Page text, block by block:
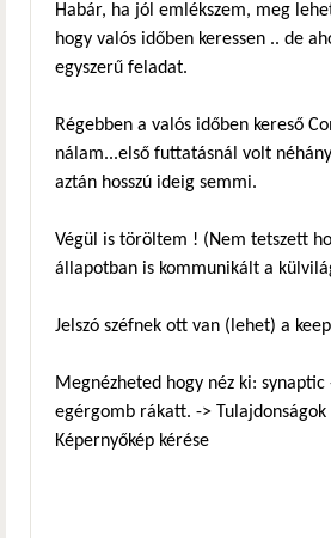
Habár, ha jól emlékszem, meg
hogy valós időben keressen .. de
egyszerű feladat.
Régebben a valós időben kereső
nálam...első futtatásnál volt
aztán hosszú ideig semmi.
Végül is töröltem ! (Nem tetszett
állapotban is kommunikált a
Jelszó széfnek ott van (lehet) a
Megnézheted hogy néz ki: synaptic
egérgomb rákatt. -> Tulajdonságok
Képernyőkép kérése